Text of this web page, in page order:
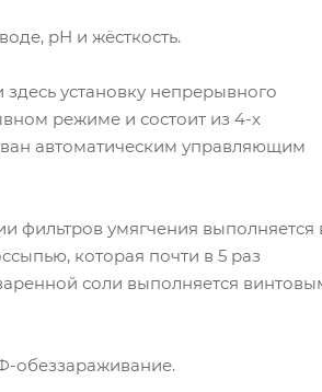
рН и жёсткость.
установку непрерывного
режиме и состоит из 4-х
автоматическим управляющим
фильтров умягчения выполняется
которая почти в 5 раз
соли выполняется
обеззараживание.